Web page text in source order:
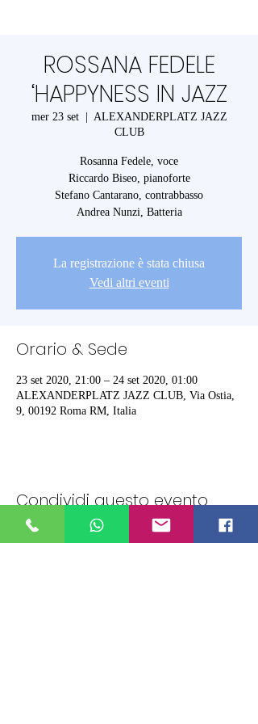
ROSSANA FEDELE
‘HAPPYNESS IN JAZZ
mer 23 set
  |
ALEXANDERPLATZ JAZZ
CLUB
Rosanna Fedele, voce
Riccardo Biseo, pianoforte
Stefano Cantarano, contrabbasso
Andrea Nunzi, Batteria
La registrazione è stata chiusa
Vedi altri eventi
Orario & Sede
23 set 2020, 21:00 – 24 set 2020, 01:00
ALEXANDERPLATZ JAZZ CLUB, Via Ostia,
9, 00192 Roma RM, Italia
Condividi questo evento